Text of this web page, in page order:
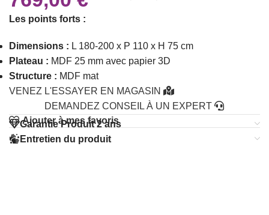
Les points forts :
Dimensions : L 180-200 x P 110 x H 75 cm
Plateau : MDF 25 mm avec papier 3D
Structure : MDF mat
VENEZ L'ESSAYER EN MAGASIN
DEMANDEZ CONSEIL À UN EXPERT
Ajouter à mes favoris
Garantie Produit 2 ans
Entretien du produit